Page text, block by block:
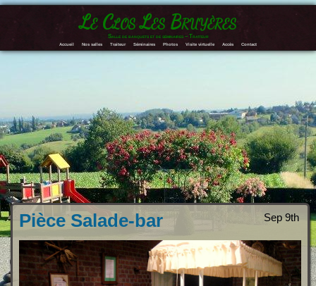
Le Clos Les Bruyères
Salle de banquets et de séminaires – Traiteur
Accueil Nos salles Traiteur Séminaires Photos Visite virtuelle Accès Contact
Sep 9th
Pièce Salade-bar